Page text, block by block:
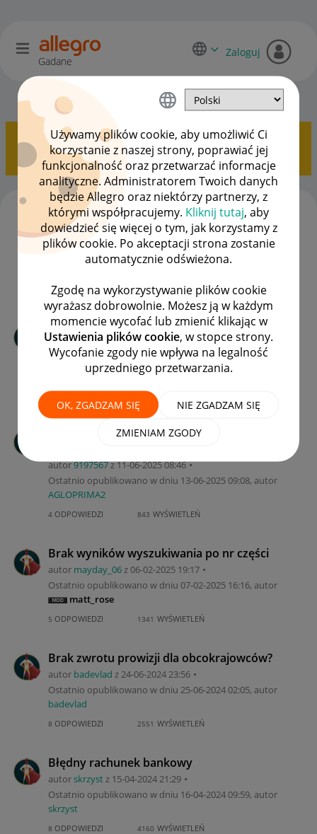
Używamy plików cookie, aby umożliwić Ci
korzystanie z naszej strony, poprawiać jej
funkcjonalność oraz przetwarzać informacje
analityczne. Administratorem Twoich danych
będzie Allegro oraz niektórzy partnerzy, z
którymi współpracujemy. Kliknij tutaj, aby
dowiedzieć się więcej o tym, jak korzystamy z
plików cookie. Po akceptacji strona zostanie
automatycznie odświeżona.
Zgodę na wykorzystywanie plików cookie
wyrażasz dobrowolnie. Możesz ją w każdym
momencie wycofać lub zmienić klikając w
Ustawienia plików cookie, w stopce strony.
Wycofanie zgody nie wpływa na legalność
uprzedniego przetwarzania.
OK, ZGADZAM SIĘ NIE ZGADZAM SIĘ
ZMIENIAM ZGODY
Gadane
Zaloguj
Sprzedający o Allegro Lokalnie OPCJE
Pokazywanie tematów z etykietąAllegro Lokalnie
Pokaż wszystkie tematy
Jak usunąć zakończoną ofertę na Allegro
Lokalnie?
autormatikloz ‎07-10-202511:18
Ostatnio opublikowano w dniu‎04-08-202619:30
4 906ODPOWIEDZI 724692 WYŚWIETLEŃ
Allegro Lokalnie - Sortowanie Ofert
autorkurn12 z‎15-06-2025 12:17
Ostatnio opublikowano w dniu‎02-01-202612:19, autor
nat_not
2ODPOWIEDZI 529 WYŚWIETLEŃ
Jakie podatki trzeba zapłacić po sprzedaży
autor9197567z‎11-06-202508:46
Ostatnio opublikowano w dniu ‎13-06-202509:08, autor
AGLOPRIMA2
4 ODPOWIEDZI 843 WYŚWIETLEŃ
Brak wyników wyszukiwania po nr części
autor mayday_06z‎06-02-2025 19:17
Ostatnio opublikowano w dniu ‎07-02-2025 16:16, autor
matt_rose
5 ODPOWIEDZI 1341 WYŚWIETLEŃ
Brak zwrotu prowizji dla obcokrajowców?
autor badevlad z‎24-06-202423:56
Ostatnio opublikowano w dniu ‎25-06-202402:05, autor
badevlad
8 ODPOWIEDZI 2551 WYŚWIETLEŃ
Błędny rachunek bankowy
autorskrzystz ‎15-04-202421:29
Ostatnio opublikowano w dniu ‎16-04-202409:59, autor
skrzyst
8 ODPOWIEDZI 4160 WYŚWIETLEŃ